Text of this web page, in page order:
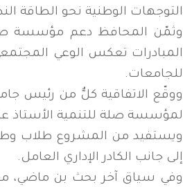
التوجهات الوطنية نحو الطاقة
وثمّن المحافظ دعم مؤسسة
المبادرات تعكس الوعي
للجامعات.
ووقّع الاتفاقية كلٌّ من رئيس
لمؤسسة صلة للتنمية الأستاذ
ويستفيد من المشروع طلاب
إلى جانب الكادر الإداري العامل.
وفي سياق آخر بحث بن ماضي،